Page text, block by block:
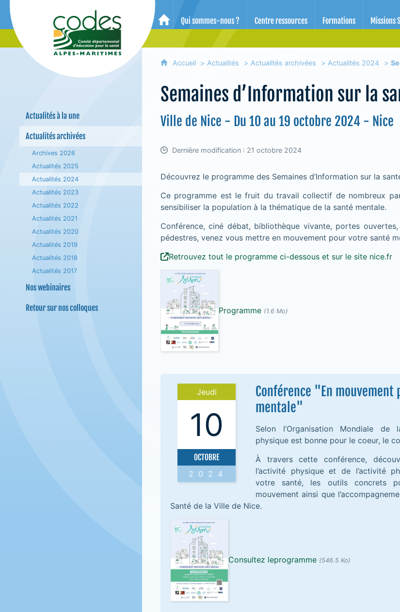
CoDES 06 - Comité départemental d'éducation pour la santé des Alpes-Maritimes
Accueil
Qui sommes-nous ? Centre ressources Formations Missions
Actualités à la une
Actualités archivées
Archives 2026
Actualités 2025
Actualités 2024
Actualités 2023
Actualités 2022
Actualités 2021
Actualités 2020
Actualités 2019
Actualités 2018
Actualités 2017
Nos webinaires
Retour sur nos colloques
Accueil Actualités Actualités archivées Actualités 2024
Semaines d’Information sur la
Ville de Nice - Du 10 au 19 octobre 2024 - Nice
Dernière modification : 21 octobre 2024
Découvrez le programme des Semaines d’Information sur la
Ce programme est le fruit du travail collectif de nombreux
sensibiliser la population à la thématique de la santé mentale.
Conférence, ciné débat, bibliothèque vivante, portes
pédestres, venez vous mettre en mouvement pour votre santé
Retrouvez tout le programme ci-dessous et sur le site nice.fr
Programme (1.6 Mo)
Jeudi
10
OCTOBRE
2024
Conférence "En
mentale"
Selon l’Organisation Mondiale de
physique est bonne pour le coeur, le
À travers cette conférence,
l’activité physique et de l’activité
votre santé, les outils concrets
mouvement ainsi que
Santé de la Ville de Nice.
Consultez leprogramme (546.5 Ko)